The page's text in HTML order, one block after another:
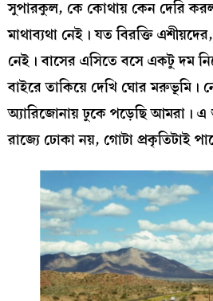
সুপারকুল, কে কোথায় কেন দেরি
মাথাব্যথা নেই। যত বিরক্তি
নেই। বাসের এসিতে বসে একটু দম
বাইরে তাকিয়ে দেখি ঘোর মরুভূমি।
অ্যারিজোনায় ঢুকে পড়েছি আমরা।
রাজ্যে ঢোকা নয়, গোটা প্রকৃতিটাই